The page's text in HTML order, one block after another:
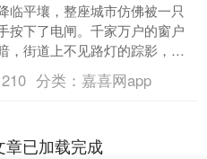
临平壤，整座城市仿佛被一只
按下了电闸。千家万户的窗户
，街道上不见路灯的踪影，唯
阳台上排列整齐的光伏板，在
光下静静吸收能量....
210 分类：嘉喜网app
章已加载完成